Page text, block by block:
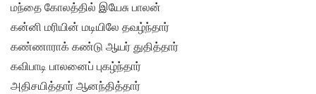
மந்தை கோலத்தில் இயேசு பாலன்
கன்னி மரியின் மடியிலே தவழ்ந்தார்
கண்ணாராக் கண்டு ஆயர் துதித்தார்
கவிபாடி பாலனைப் புகழ்ந்தார்
அதிசயித்தார் ஆனந்தித்தார்